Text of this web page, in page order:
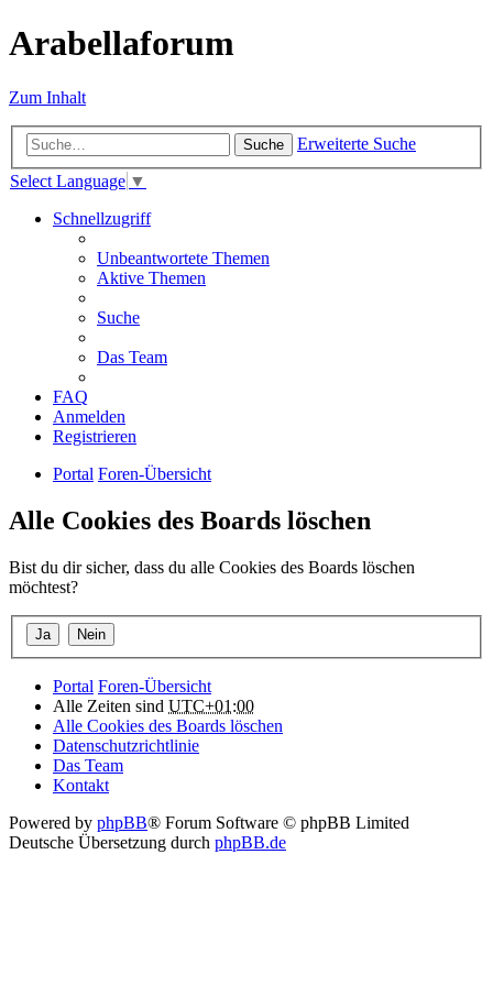
Arabellaforum
Zum Inhalt
Suche
Erweiterte Suche
Select Language ▼
Schnellzugriff
Unbeantwortete Themen
Aktive Themen
Suche
Das Team
FAQ
Anmelden
Registrieren
Portal Foren-Übersicht
Alle Cookies des Boards löschen
Bist du dir sicher, dass du alle Cookies des Boards löschen
möchtest?
Portal Foren-Übersicht
Alle Zeiten sind UTC+01:00
Alle Cookies des Boards löschen
Datenschutzrichtlinie
Das Team
Kontakt
Powered by phpBB® Forum Software © phpBB Limited
Deutsche Übersetzung durch phpBB.de